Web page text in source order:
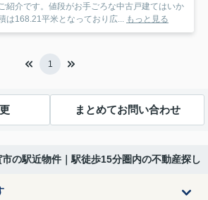
紹介です。値段がお手ごろな中古戸建てはいか
は168.21平米となっており広...
もっと見る
1
まとめてお問い合わせ
市の駅近物件｜駅徒歩15分圏内の不動産探し